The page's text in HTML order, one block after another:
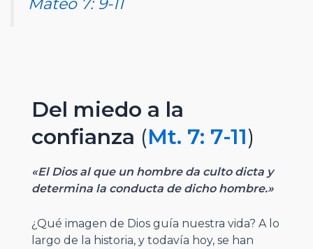
Mateo 7: 9-11
Del miedo a la
confianza (Mt. 7: 7-11)
«El Dios al que un hombre da culto dicta y
determina la conducta de dicho hombre.»
¿Qué imagen de Dios guía nuestra vida? A lo
largo de la historia, y todavía hoy, se han